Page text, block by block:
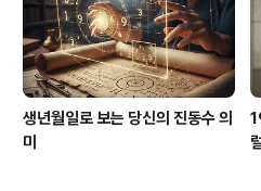
생년월일로 보는 당신의 진동수 의
미